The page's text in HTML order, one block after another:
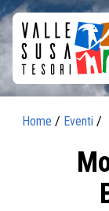
Home / Eventi /